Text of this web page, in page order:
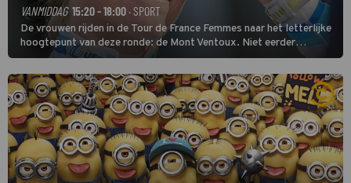
VANMIDDAG 15:20 - 18:00 · SPORT
De vrouwen rijden in de Tour de France Femmes naar het letterlijke
hoogtepunt van deze ronde: de Mont Ventoux. Niet eerder
finishten de vrouwen voor deze koers op deze kale col uit de
buitencategorie. De aanloop naar de slotklim is vlak.